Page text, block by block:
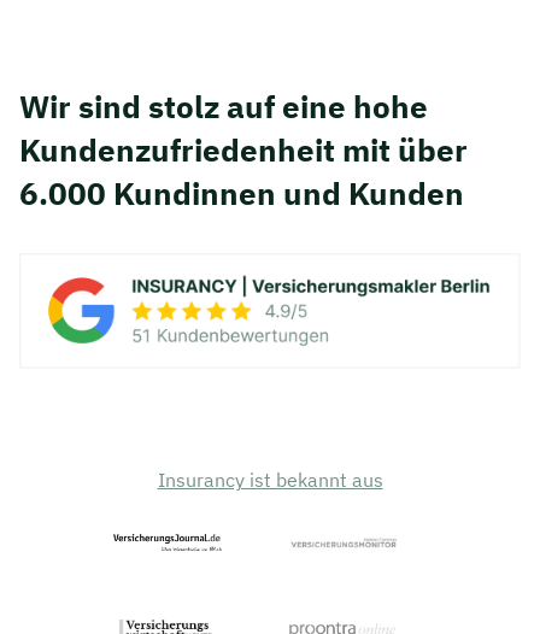
Wir sind stolz auf eine hohe
Kunden­zufriedenheit mit über
6.000 Kundinnen und Kunden
Insurancy ist bekannt aus